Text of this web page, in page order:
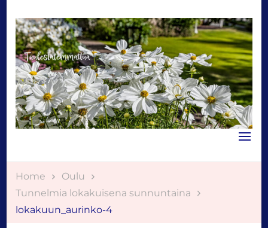
Tuulestatemmattua
Home
Oulu
Tunnelmia lokakuisena sunnuntaina
lokakuun_aurinko-4